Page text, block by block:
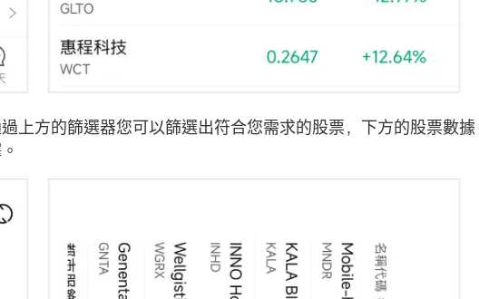
上方的篩選器您可以篩選出符合您需求的股票，下方的股票數據